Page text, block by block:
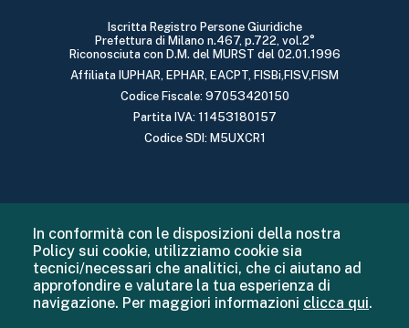
Iscritta Registro Persone Giuridiche
Prefettura di Milano n.467, p.722, vol.2°
Riconosciuta con D.M. del MURST del 02.01.1996
Affiliata IUPHAR, EPHAR, EACPT, FISBi,FISV,FISM
Codice Fiscale: 97053420150
Partita IVA: 11453180157
Codice SDI: M5UXCR1
In conformità con le disposizioni della nostra
Policy sui cookie, utilizziamo cookie sia
tecnici/necessari che analitici, che ci aiutano ad
approfondire e valutare la tua esperienza di
navigazione. Per maggiori informazioni clicca qui.